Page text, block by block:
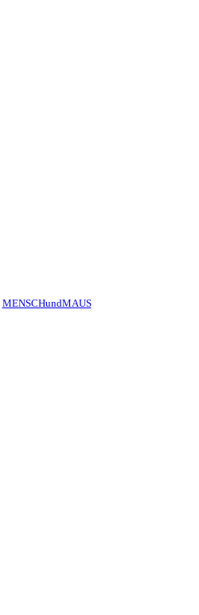
MENSCHundMAUS